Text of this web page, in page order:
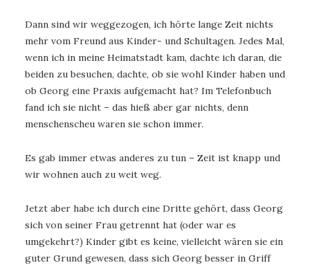
Dann sind wir weggezogen, ich hörte lange Zeit nichts
mehr vom Freund aus Kinder- und Schultagen. Jedes Mal,
wenn ich in meine Heimatstadt kam, dachte ich daran, die
beiden zu besuchen, dachte, ob sie wohl Kinder haben und
ob Georg eine Praxis aufgemacht hat? Im Telefonbuch
fand ich sie nicht – das hieß aber gar nichts, denn
menschenscheu waren sie schon immer.
Es gab immer etwas anderes zu tun – Zeit ist knapp und
wir wohnen auch zu weit weg.
Jetzt aber habe ich durch eine Dritte gehört, dass Georg
sich von seiner Frau getrennt hat (oder war es
umgekehrt?) Kinder gibt es keine, vielleicht wären sie ein
guter Grund gewesen, dass sich Georg besser in Griff